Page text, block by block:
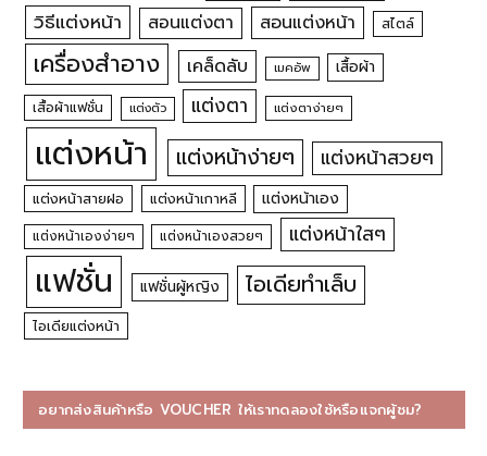
วิธีแต่งหน้า สอนแต่งตา สอนแต่งหน้า สไตล์
เครื่องสำอาง เคล็ดลับ เมคอัพ เสื้อผ้า
เสื้อผ้าแฟชั่น แต่งตัว แต่งตา แต่งตาง่ายๆ
แต่งหน้า แต่งหน้าง่ายๆ แต่งหน้าสวยๆ
แต่งหน้าสายฝอ แต่งหน้าเกาหลี แต่งหน้าเอง
แต่งหน้าเองง่ายๆ แต่งหน้าเองสวยๆ แต่งหน้าใสๆ
แฟชั่น แฟชั่นผู้หญิง ไอเดียทำเล็บ
ไอเดียแต่งหน้า
อยากส่งสินค้าหรือ VOUCHER ให้เราทดลองใช้หรือแจกผู้ชม?